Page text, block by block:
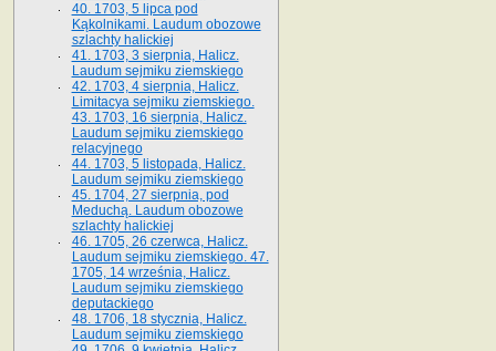
40. 1703, 5 lipca pod
Kąkolnikami. Laudum obozowe
szlachty halickiej
41­. 1703, 3 sierpnia, Halicz.
Laudum sejmiku ziemskiego
42. 1703, 4 sierpnia, Halicz.
Limitacya sejmiku ziemskiego.
43. 1703, 16 sierpnia, Halicz.
Laudum sejmiku ziemskiego
relacyjnego
44. 1703, 5 listopada, Halicz.
Laudum sejmiku ziemskiego
45. 1704, 27 sierpnia, pod
Meduchą. Laudum obozowe
szlachty halickiej
46. 1705, 26 czerwca, Halicz.
Laudum sejmiku ziemskiego. 47.
1705, 14 września, Halicz.
Laudum sejmiku ziemskiego
deputackiego
48. 1706, 18 stycznia, Halicz.
Laudum sejmiku ziemskiego